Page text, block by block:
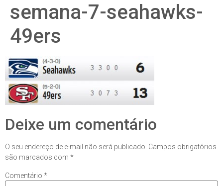
semana-7-seahawks-
49ers
Deixe um comentário
O seu endereço de e-mail não será publicado. Campos obrigatórios
são marcados com *
Comentário *